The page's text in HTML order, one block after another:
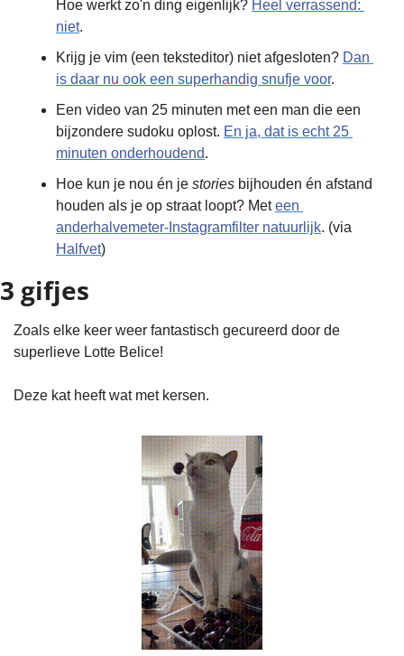
Hoe werkt zo'n ding eigenlijk? Heel verrassend:
niet.
Krijg je vim (een teksteditor) niet afgesloten? Dan
is daar nu ook een superhandig snufje voor.
Een video van 25 minuten met een man die een
bijzondere sudoku oplost. En ja, dat is echt 25
minuten onderhoudend.
Hoe kun je nou én je stories bijhouden én afstand
houden als je op straat loopt? Met een
anderhalvemeter-Instagramfilter natuurlijk
Halfvet)
3 gifjes
Zoals elke keer weer fantastisch gecureerd door de
superlieve Lotte Belice!
Deze kat heeft wat met kersen.